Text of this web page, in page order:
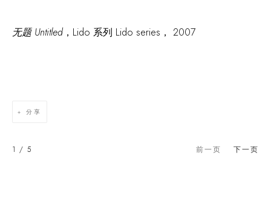
无题 Untitled， Lido 系列 Lido series， 2007
分享
前一页 下一页
1 / 5